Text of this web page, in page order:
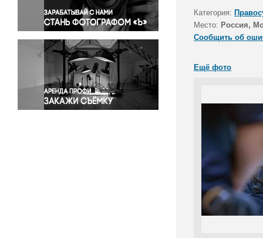
Происшествия и конфликты
Религия
Светская жизнь
Спорт
Экология
Экономика и бизнес
Категория:
Место: Россия,
Сообщить об
Ещё фото